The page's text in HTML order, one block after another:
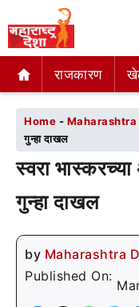
राजकारण
राजकारण
Home - Maharashtra
गुन्हा दाखल
स्वरा
गुन्हा दाखल
by Maharashtra
Published On: